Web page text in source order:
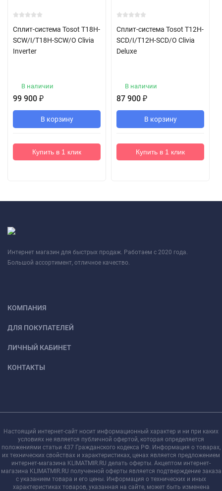
Сплит-система Tosot T18H-
SCW/I/T18H-SCW/O Clivia
Inverter
В наличии
99 900 ₽
В корзину
Купить в 1 клик
Сплит-система Tosot T12H-
SCD/I/T12H-SCD/O Clivia
Deluxe
В наличии
87 900 ₽
В корзину
Купить в 1 клик
Интернет магазин для быстрых продаж. Работаем с 2020 года.
Большой ассортимент, отличное качество.
КОМПАНИЯ
ДЛЯ ПОКУПАТЕЛЕЙ
ЛИЧНЫЙ КАБИНЕТ
КОНТАКТЫ
Настоящий интернет-сайт носит информационный характер и ни при каких
условиях не является публичной офертой, которая определяется
положениями статьи 437 Гражданского кодекса РФ. Информация о товарах,
их технических свойствах и характеристиках, ценах является предложением
интернет-магазина KLIMATMIR.RU делать оферты. Акцептом интернет-
магазина KLIMATMIR.RU полученной оферты является подтверждение заказа
с указанием товара и его цены. Информация о технических и иных
характеристиках товаров, указанная на сайте, может быть изменена